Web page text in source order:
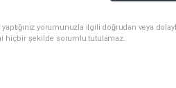
yorumunuzla ilgili doğrudan veya
hiçbir şekilde sorumlu tutulamaz.